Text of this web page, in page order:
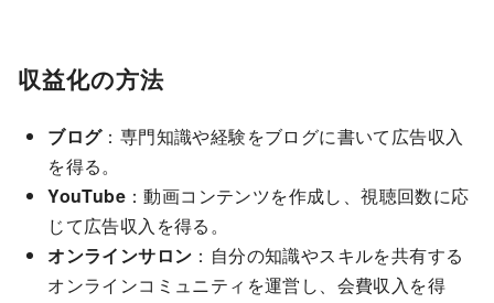
収益化の方法
ブログ：専門知識や経験をブログに書いて広告収入
を得る。
YouTube ：動画コンテンツを作成し、視聴回数に応
じて広告収入を得る。
オンラインサロン ：自分の知識やスキルを共有する
オンラインコミュニティを運営し、会費収入を得